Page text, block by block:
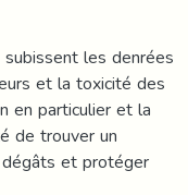
les denrées
et la toxicité des
en particulier et la
de trouver un
et protéger